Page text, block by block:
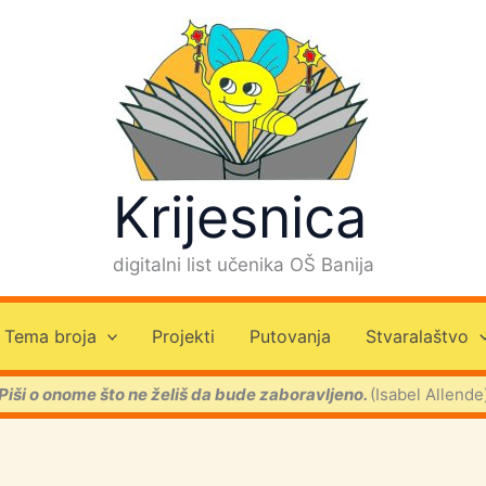
Krijesnica
digitalni list učenika OŠ Banija
Tema broja Projekti Putovanja Stvaralaštvo
o onome što ne želiš da bude zaboravljeno. (Isabel